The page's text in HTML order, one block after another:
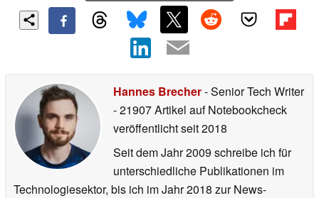
Hannes Brecher- Senior Tech Writer
- 21907 Artikel auf Notebookcheck
veröffentlichtseit 2018
Seit dem Jahr 2009 schreibe ich für
unterschiedliche Publikationen im
Technologiesektor, bis ich im Jahr 2018 zur News-